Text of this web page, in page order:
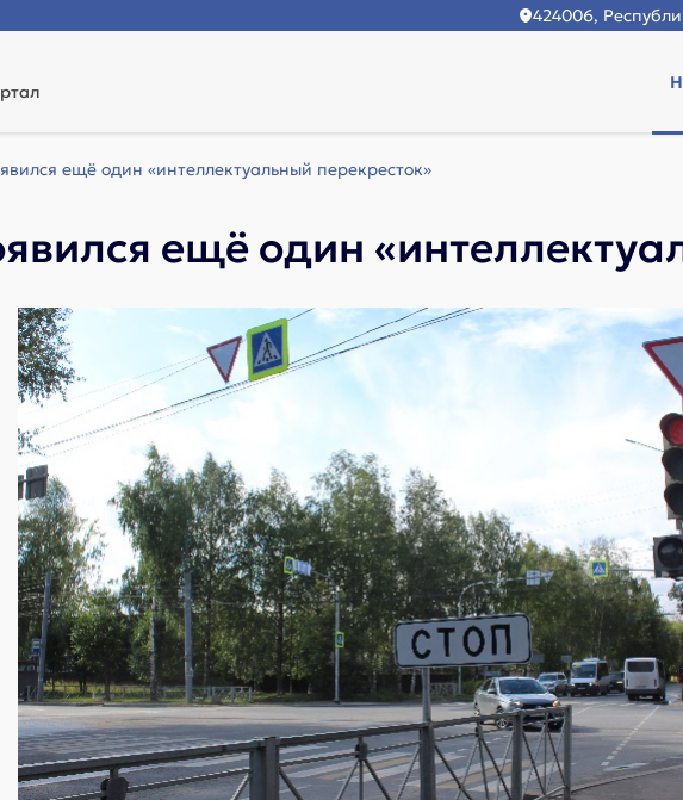
424006,
ещё один «интеллектуальный перекресток»
ещё один